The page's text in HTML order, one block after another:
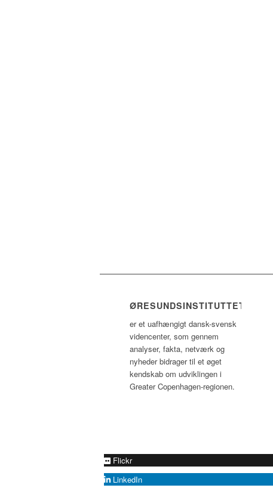
ØRESUNDSINSTITUTTET
er et uafhængigt dansk-svensk
videncenter, som gennem
analyser, fakta, netværk og
nyheder bidrager til et øget
kendskab om udviklingen i
Greater Copenhagen-regionen.
Flickr
LinkedIn